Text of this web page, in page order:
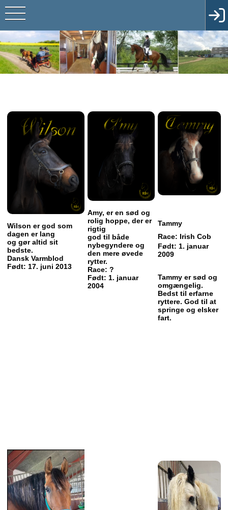
Wilson er god som
dagen er lang
og gør altid sit
bedste.
Dansk Varmblod
Født: 17. juni 2013
Amy, er en sød og
rolig hoppe, der er
rigtig
god til både
nybegyndere og
den mere øvede
rytter.
Race: ?
Født: 1. januar
2004
Tammy
Race: Irish Cob
Født: 1. januar
2009
Tammy er sød og
omgængelig.
Bedst til erfarne
ryttere. God til at
springe og elsker
fart.